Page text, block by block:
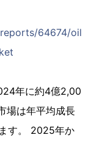
64674/oil
年に約4億2,00
場は年平均成長
す。 2025年か